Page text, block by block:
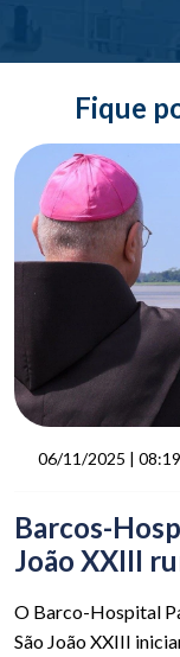
Fique
06/11/2025 |
Barcos-
João XXIII
O Barco-Hospital
São João XXIII